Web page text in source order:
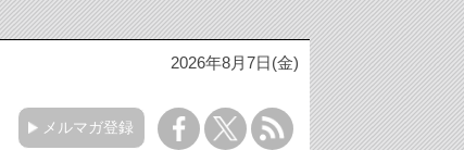
2026年8月7日(金)
メルマガ登録